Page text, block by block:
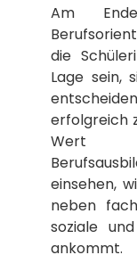
Am
die
Lage sein,
erfolgreich
Wert
einsehen,
neben
soziale
ankommt.